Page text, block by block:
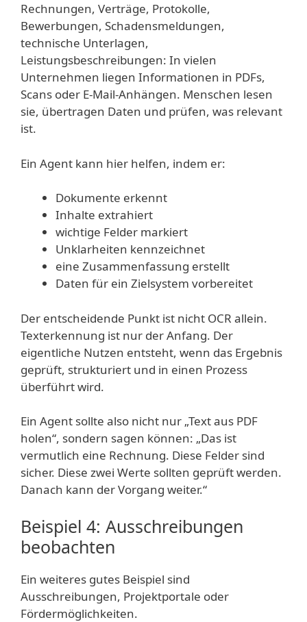
Rechnungen, Verträge, Protokolle,
Bewerbungen, Schadensmeldungen,
technische Unterlagen,
Leistungsbeschreibungen: In vielen
Unternehmen liegen Informationen in PDFs,
Scans oder E-Mail-Anhängen. Menschen lesen
sie, übertragen Daten und prüfen, was relevant
ist.
Ein Agent kann hier helfen, indem er:
Dokumente erkennt
Inhalte extrahiert
wichtige Felder markiert
Unklarheiten kennzeichnet
eine Zusammenfassung erstellt
Daten für ein Zielsystem vorbereitet
Der entscheidende Punkt ist nicht OCR allein.
Texterkennung ist nur der Anfang. Der
eigentliche Nutzen entsteht, wenn das Ergebnis
geprüft, strukturiert und in einen Prozess
überführt wird.
Ein Agent sollte also nicht nur „Text aus PDF
holen“, sondern sagen können: „Das ist
vermutlich eine Rechnung. Diese Felder sind
sicher. Diese zwei Werte sollten geprüft werden.
Danach kann der Vorgang weiter.“
Beispiel 4: Ausschreibungen
beobachten
Ein weiteres gutes Beispiel sind
Ausschreibungen, Projektportale oder
Fördermöglichkeiten.